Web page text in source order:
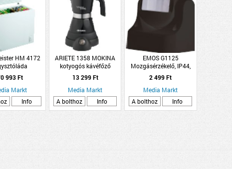
HM 4172
993 Ft
Markt
Info
ARIETE 1358 MOKINA
kotyogós kávéfőző
13 299 Ft
Media Markt
A bolthoz
Info
EMOS G1125
Mozgásérzékelő, IP44,
fekete
2 499 Ft
Media Markt
A bolthoz
Info